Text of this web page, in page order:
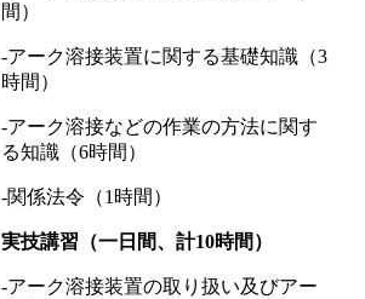
間）
-アーク溶接装置に関する基礎知識（3
時間）
-アーク溶接などの作業の方法に関す
る知識（6時間）
-関係法令（1時間）
実技講習（一日間、計10時間）
-アーク溶接装置の取り扱い及びアー